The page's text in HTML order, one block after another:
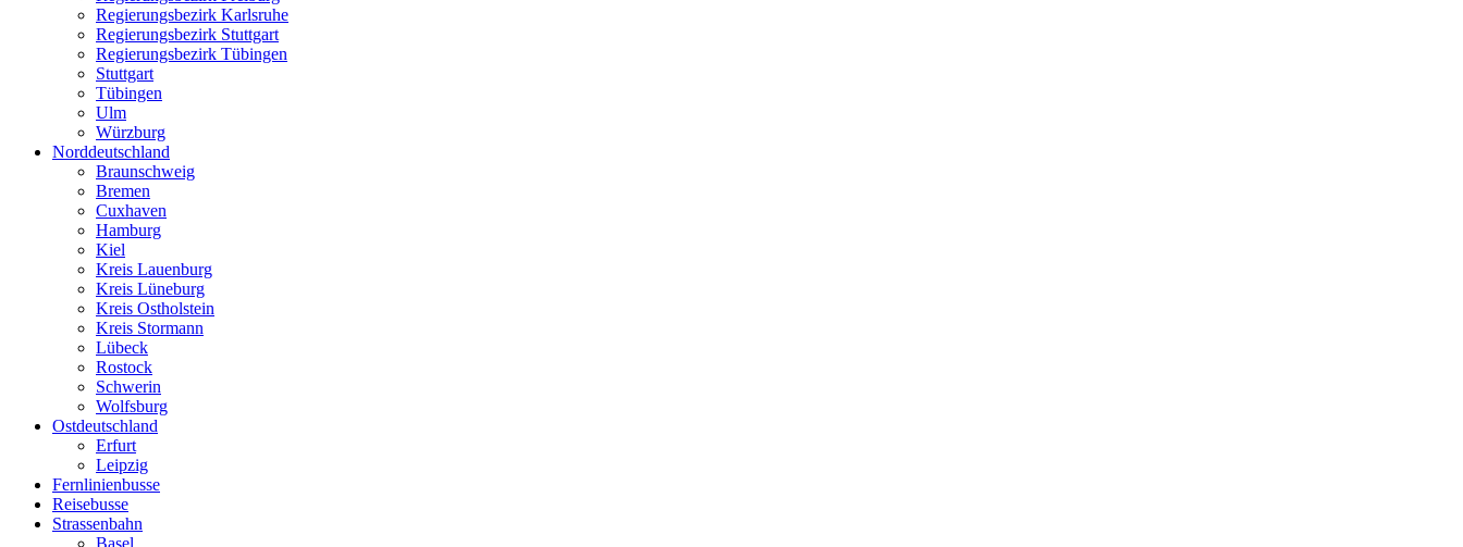
Regierungsbezirk Karlsruhe
Regierungsbezirk Stuttgart
Regierungsbezirk Tübingen
Stuttgart
Tübingen
Ulm
Würzburg
Norddeutschland
Braunschweig
Bremen
Cuxhaven
Hamburg
Kiel
Kreis Lauenburg
Kreis Lüneburg
Kreis Ostholstein
Kreis Stormann
Lübeck
Rostock
Schwerin
Wolfsburg
Ostdeutschland
Erfurt
Leipzig
Fernlinienbusse
Reisebusse
Strassenbahn
Basel